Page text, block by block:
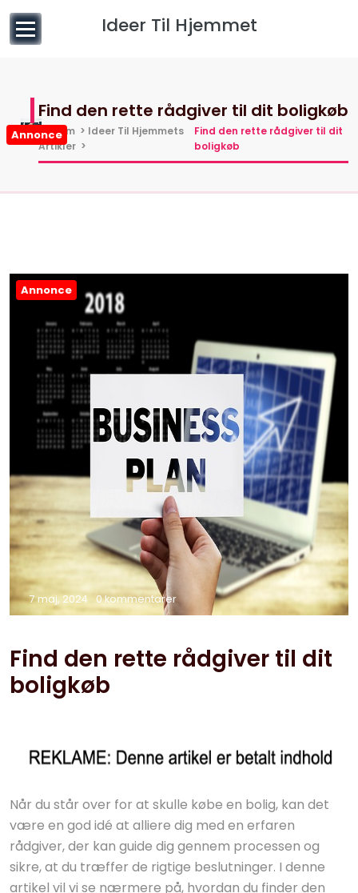
indhold
Ideer Til Hjemmet
Annonce
Find den rette rådgiver til dit boligkøb
Hjem > Ideer Til Hjemmets
Artikler >
Find den rette rådgiver til dit
boligkøb
Annonce
7 maj, 2024 0 kommentarer
Find den rette rådgiver til dit
boligkøb
Når du står over for at skulle købe en bolig, kan det
være en god idé at alliere dig med en erfaren
rådgiver, der kan guide dig gennem processen og
sikre, at du træffer de rigtige beslutninger. I denne
artikel vil vi se nærmere på, hvordan du finder den